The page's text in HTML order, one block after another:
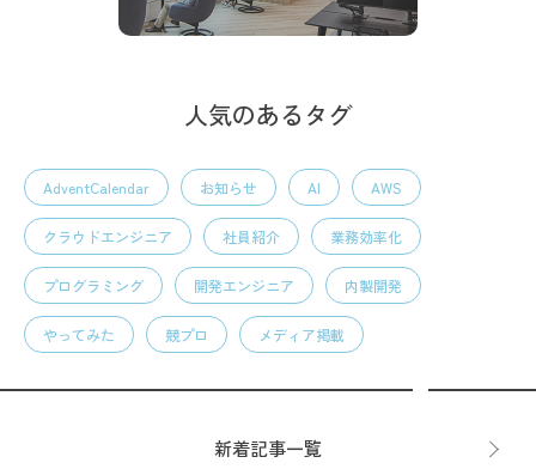
人気のあるタグ
AdventCalendar お知らせ AI AWS
クラウドエンジニア 社員紹介 業務効率化
プログラミング 開発エンジニア 内製開発
やってみた 競プロ メディア掲載
新着記事一覧